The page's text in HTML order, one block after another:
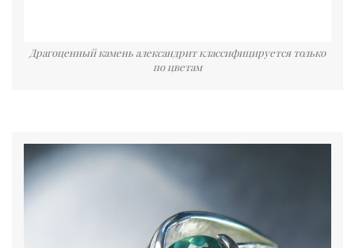
Драгоценный камень александрит классифицируется только
по цветам